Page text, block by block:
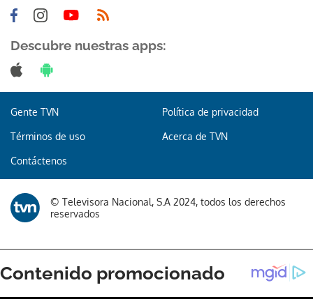
Descubre nuestras apps:
Gente TVN Política de privacidad
Términos de uso Acerca de TVN
Contáctenos
© Televisora Nacional, S.A 2024, todos los derechos
reservados